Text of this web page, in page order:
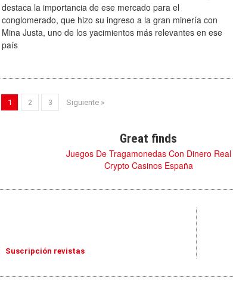
destaca la importancia de ese mercado para el
conglomerado, que hizo su ingreso a la gran minería con
Mina Justa, uno de los yacimientos más relevantes en ese
país
1 2 3 Siguiente »
Great finds
Juegos De Tragamonedas Con Dinero Real
Crypto Casinos España
Suscripción revistas